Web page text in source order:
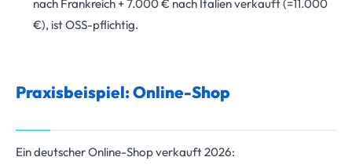
nach Frankreich + 7.000 € nach Italien verkauft (=11.000
€), ist OSS-pflichtig.
Praxisbeispiel: Online-Shop
Ein deutscher Online-Shop verkauft 2026: